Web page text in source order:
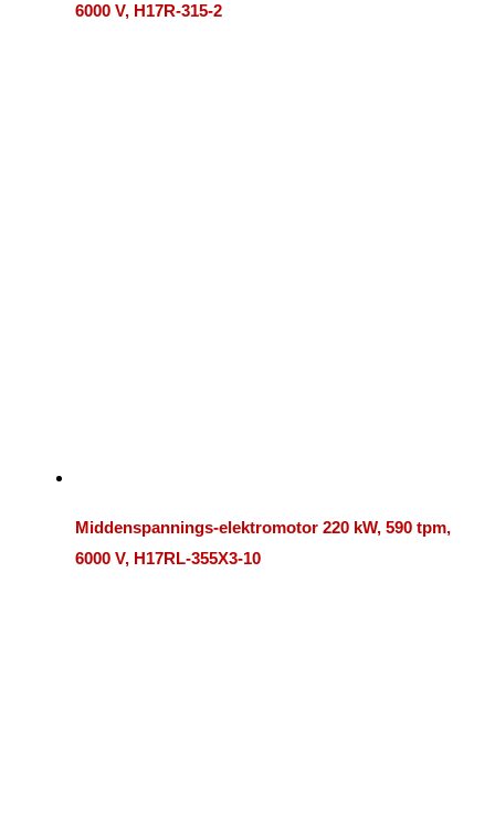
6000 V, H17R-315-2
Middenspannings-elektromotor 220 kW, 590 tpm,
6000 V, H17RL-355X3-10